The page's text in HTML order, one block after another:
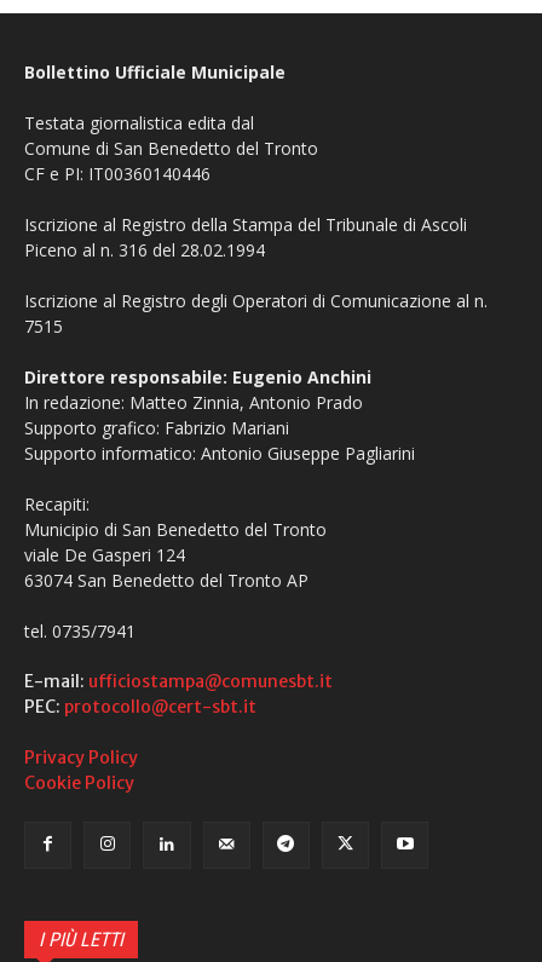
Bollettino Ufficiale Municipale
Testata giornalistica edita dal
Comune di San Benedetto del Tronto
CF e PI: IT00360140446
Iscrizione al Registro della Stampa del Tribunale di Ascoli
Piceno al n. 316 del 28.02.1994
Iscrizione al Registro degli Operatori di Comunicazione al n.
7515
Direttore responsabile: Eugenio Anchini
In redazione: Matteo Zinnia, Antonio Prado
Supporto grafico: Fabrizio Mariani
Supporto informatico: Antonio Giuseppe Pagliarini
Recapiti:
Municipio di San Benedetto del Tronto
viale De Gasperi 124
63074 San Benedetto del Tronto AP
tel. 0735/7941
E-mail: ufficiostampa@comunesbt.it
PEC: protocollo@cert-sbt.it
Privacy Policy
Cookie Policy
I PIÙ LETTI